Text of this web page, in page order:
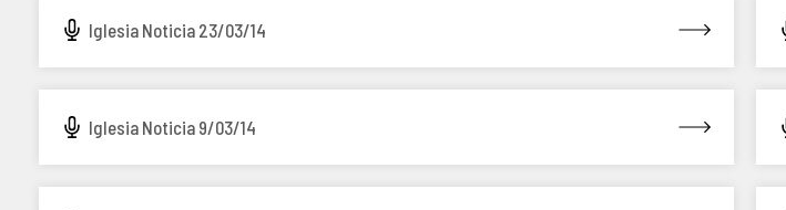
Iglesia Noticia 23/03/14
Iglesia Noticia 9/03/14